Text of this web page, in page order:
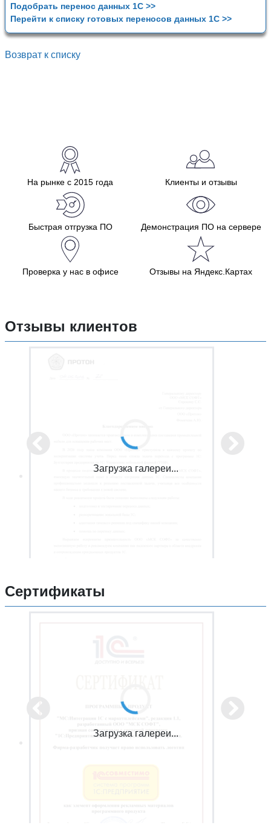
Подобрать перенос данных 1С >>
Перейти к списку готовых переносов данных 1С >>
Возврат к списку
На рынке с 2015 года Клиенты и отзывы
Быстрая отгрузка ПО Демонстрация ПО на сервере
Проверка у нас в офисе Отзывы на Яндекс.Картах
Отзывы клиентов
Загрузка галереи...
Сертификаты
Загрузка галереи...